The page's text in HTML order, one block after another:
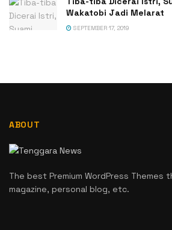
Wakatobi Jadi Melarat
SEPTEMBER 17, 2019
ABOUT
The best Premium WordPress
magazine, personal blog, etc.